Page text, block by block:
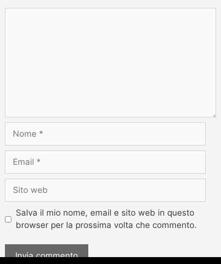
Salva il mio nome, email e sito web in questo
browser per la prossima volta che commento.